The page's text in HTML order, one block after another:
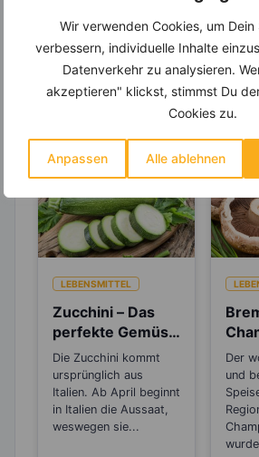
Wir verwenden Cookies, um
verbessern, individuelle Inhalte
Datenverkehr zu analysieren.
akzeptieren" klickst, stimmst Du
Cookies zu.
Anpassen Alle ablehnen
Erfahre mehr über
dieses Rezepts
LEBENSMITTEL
Zucchini – Das
perfekte Gemüse
zum Abnehmen
Die Zucchini kommt
ursprünglich aus
Italien. Ab April beginnt
in Italien die Aussaat,
weswegen sie...
den
s
Der
und